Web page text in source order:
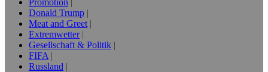
Promotion
Donald Trump
Meat and Greet
Extremwetter
Gesellschaft & Politik
FIFA
Russland